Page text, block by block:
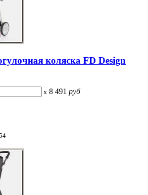
коляска FD Design
x 8 491 руб